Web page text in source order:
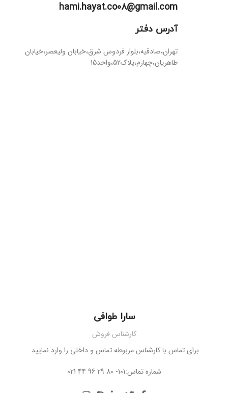
hami.hayat.co08@gmail.com
آدرس دفتر
تهران،صادقیه،بلوار فردوس شرق،خیابان ولیعصر،خیابان
طاهریان،چهارم،پلاک52،واحد15
سارا طوافی
کارشناس فروش
برای تماس با کارشناس مربوطه تماس و داخلی را وارد نمایید.
021 44 96 29 80 -101:شماره تماس